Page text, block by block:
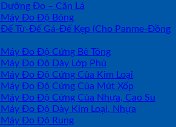
Dưỡng Đo – Căn Lá
Máy Đo Độ Bóng
Đế Từ-Đế Gá-Đế Kẹp (Cho Panme-Đồng
Máy Đo Độ Cứng Bê Tông
Máy Đo Độ Dày Lớp Phủ
Máy Đo Độ Cứng Của Kim Loại
Máy Đo Độ Cứng Của Mút Xốp
Máy Đo Độ Cứng Của Nhựa, Cao Su
Máy Đo Độ Dày Kim Loại, Nhựa
Máy Đo Độ Rung